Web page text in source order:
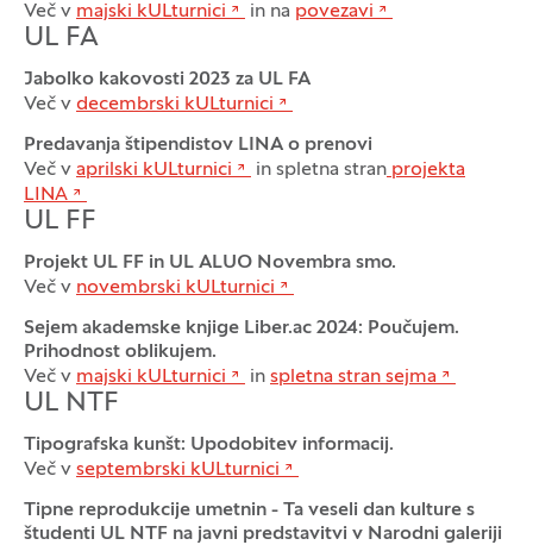
Več v majski kULturnici in na povezavi
UL FA
Jabolko kakovosti 2023 za UL FA
Več v decembrski kULturnici
Predavanja štipendistov LINA o prenovi
Več v aprilski kULturnici in spletna stran projekta
LINA
UL FF
Projekt UL FF in UL ALUO Novembra smo.
Več v novembrski kULturnici
Sejem akademske knjige Liber.ac 2024: Poučujem.
Prihodnost oblikujem.
Več v majski kULturnici in spletna stran sejma
UL NTF
Tipografska kunšt: Upodobitev informacij.
Več v septembrski kULturnici
Tipne reprodukcije umetnin - Ta veseli dan kulture s
študenti UL NTF na javni predstavitvi v Narodni galeriji